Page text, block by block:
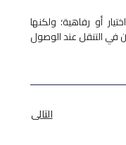
أو رفاهية؛ ولكنها
في التنقل عند الوصول
التالى